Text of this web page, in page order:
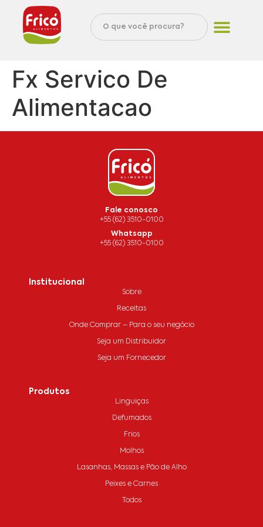
Fx Servico De
Alimentacao
Fale conosco
+55 (62) 3510-0100
Whatsapp
+55 (62) 3510-0100
Institucional
Sobre
Receitas
Onde Comprar – Para o seu negócio
Seja um Distribuidor
Seja um Fornecedor
Produtos
Linguiças
Defumados
Frios
Molhos
Lasanhas, Massas e Pão de Alho
Peixes e Carnes
Todos